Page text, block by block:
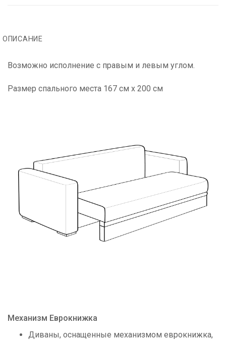
ОПИСАНИЕ
Возможно исполнение с правым и левым углом.
Размер спального места 167 см х 200 см
Механизм Еврокнижка
Диваны, оснащенные механизмом еврокнижка,